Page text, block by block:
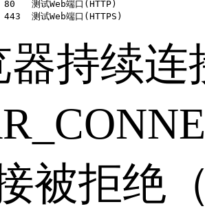
测试Web端口(HTTP)
测试Web端口(HTTPS)
器持续连
被拒绝